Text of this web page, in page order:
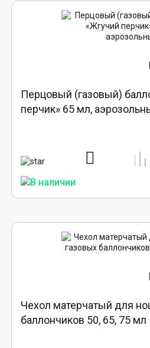
Перцовый (газовый)
перчик» 65 мл,
Чехол матерчатый для
баллончиков 50, 65, 75 мл